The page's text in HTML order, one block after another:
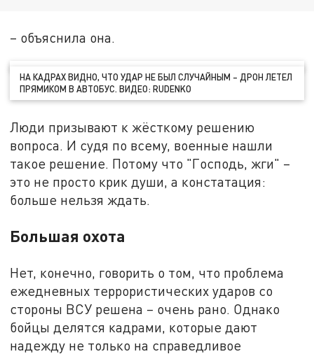
– объяснила она.
НА КАДРАХ ВИДНО, ЧТО УДАР НЕ БЫЛ СЛУЧАЙНЫМ – ДРОН ЛЕТЕЛ
ПРЯМИКОМ В АВТОБУС. ВИДЕО: RUDENKO
Люди призывают к жёсткому решению
вопроса. И судя по всему, военные нашли
такое решение. Потому что "Господь, жги" –
это не просто крик души, а констатация:
больше нельзя ждать.
Большая охота
Нет, конечно, говорить о том, что проблема
ежедневных террористических ударов со
стороны ВСУ решена – очень рано. Однако
бойцы делятся кадрами, которые дают
надежду не только на справедливое